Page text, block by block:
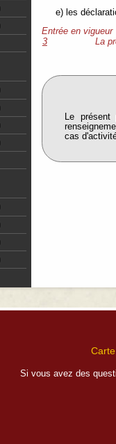
e) les
Entrée en vigueur
3
La
Le
cas
Si vous avez des